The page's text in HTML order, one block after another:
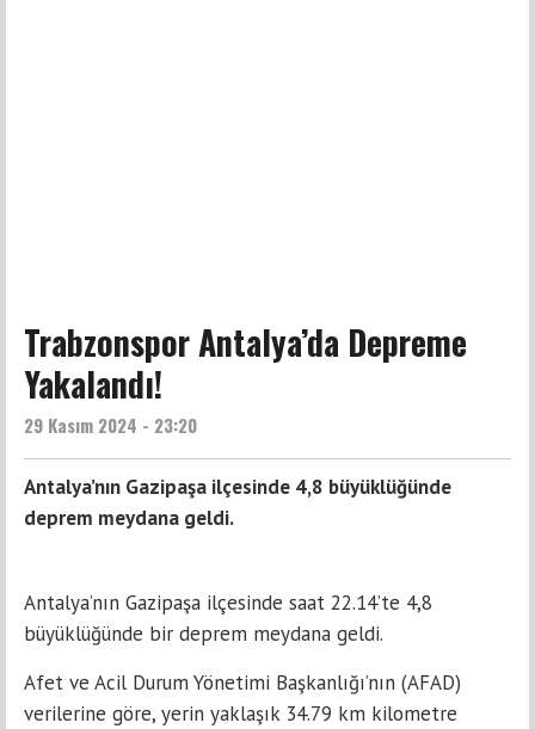
Trabzonspor Antalya’da Depreme
Yakalandı!
29 Kasım 2024 - 23:20
Antalya’nın Gazipaşa ilçesinde 4,8 büyüklüğünde
deprem meydana geldi.
Antalya’nın Gazipaşa ilçesinde saat 22.14’te 4,8
büyüklüğünde bir deprem meydana geldi.
Afet ve Acil Durum Yönetimi Başkanlığı’nın (AFAD)
verilerine göre, yerin yaklaşık 34.79 km kilometre